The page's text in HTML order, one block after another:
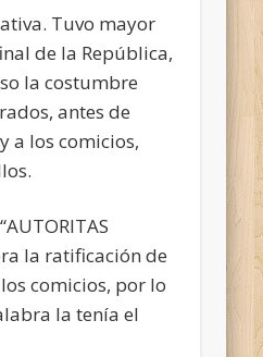
Tuvo mayor
de la República,
la costumbre
antes de
a los comicios,
la ratificación de
comicios, por lo
la tenía el